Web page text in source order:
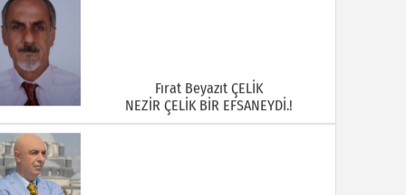
Fırat Beyazıt ÇELİK
NEZİR ÇELİK BİR EFSANEYDİ.!